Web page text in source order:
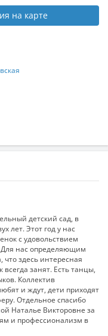
на карте
детский сад, в
лет. Этот год у нас
с удовольствием
Для нас определяющим
что здесь интересная
занят. Есть танцы,
Коллектив
и ждут, дети приходят
Отдельное спасибо
Наталье Викторовне за
и профессионализм в